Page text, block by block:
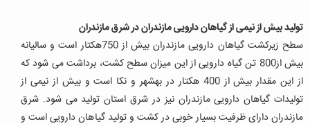
تولید بیش از نیمی از گیاهان دارویی مازندران در شرق مازندران
سطح زیرکشت گیاهان دارویی مازندران بیش از 750هکتار است و سالیانه
بیش از800 تن گیاه دارویی از این میزان سطح کشت، برداشت می شود که
از این مقدار بیش از 400 هکتار در بهشهر و نکا است و بیش از نیمی از
تولیدات گیاهان دارویی مازندران نیز در شرق استان تولید می شود. شرق
مازندران دارای ظرفیت بسیار خوبی در کشت و تولید گیاهان دارویی است و